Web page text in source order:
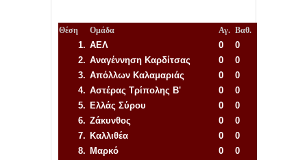
Θέση Ομάδα Αγ. Βαθ.
1. ΑΕΛ 0
0
2. Αναγέννηση Καρδίτσας 0
0
3. Απόλλων Καλαμαριάς 0
0
4. Αστέρας Τρίπολης Β' 0
0
5. Ελλάς Σύρου 0
0
6. Ζάκυνθος 0
0
7. Καλλιθέα 0
0
8. Μαρκό 0
0